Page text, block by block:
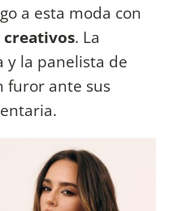
a esta moda con
creativos. La
y la panelista de
furor ante sus